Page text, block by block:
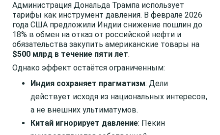
Администрация Дональда Трампа использует
тарифы как инструмент давления. В феврале 2026
года США предложили Индии снижение пошлин до
18% в обмен на отказ от российской нефти и
обязательства закупить американские товары на
$500 млрд в течение пяти лет.
Однако эффект остаётся ограниченным:
Индия сохраняет прагматизм: Дели
действует исходя из национальных интересов,
а не внешних ультиматумов.
Китай игнорирует давление: Пекин